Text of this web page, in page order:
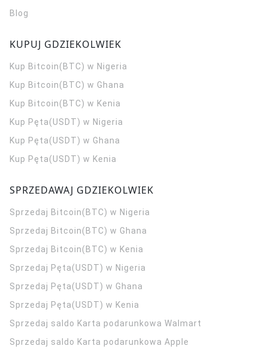
Blog
KUPUJ GDZIEKOLWIEK
Kup Bitcoin(BTC) w Nigeria
Kup Bitcoin(BTC) w Ghana
Kup Bitcoin(BTC) w Kenia
Kup Pęta(USDT) w Nigeria
Kup Pęta(USDT) w Ghana
Kup Pęta(USDT) w Kenia
SPRZEDAWAJ GDZIEKOLWIEK
Sprzedaj Bitcoin(BTC) w Nigeria
Sprzedaj Bitcoin(BTC) w Ghana
Sprzedaj Bitcoin(BTC) w Kenia
Sprzedaj Pęta(USDT) w Nigeria
Sprzedaj Pęta(USDT) w Ghana
Sprzedaj Pęta(USDT) w Kenia
Sprzedaj saldo Karta podarunkowa Walmart
Sprzedaj saldo Karta podarunkowa Apple